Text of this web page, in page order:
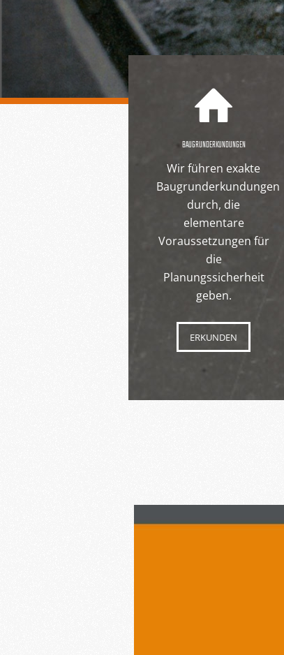
BAUGRUNDERKUNDUNGEN
Wir führen exakte
Baugrunderkundungen
durch, die
elementare
Voraussetzungen für
die
Planungssicherheit
geben.
ERKUNDEN